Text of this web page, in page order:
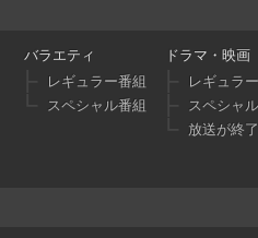
バラエティ
レギュラー番組
スペシャル番組
ドラマ・映画
レギュラ
スペシャ
放送が終